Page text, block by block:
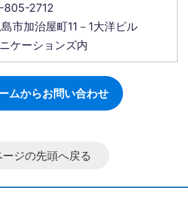
805-2712
市加治屋町11－1大洋ビル
ケーションズ内
ムからお問い合わせ
ージの先頭へ戻る